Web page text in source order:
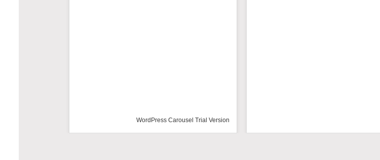
WordPress Carousel Trial Version